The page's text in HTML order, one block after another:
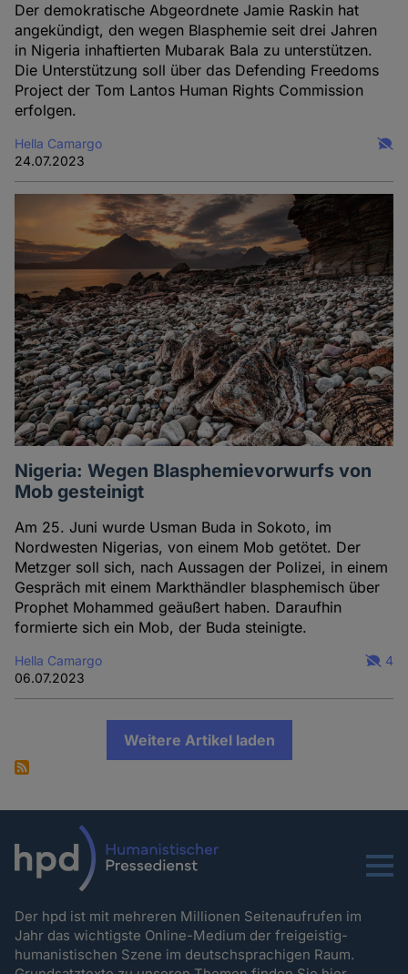
Der demokratische Abgeordnete Jamie Raskin hat
angekündigt, den wegen Blasphemie seit drei Jahren
in Nigeria inhaftierten Mubarak Bala zu unterstützen.
Die Unterstützung soll über das Defending Freedoms
Project der Tom Lantos Human Rights Commission
erfolgen.
Hella Camargo
24.07.2023
Nigeria: Wegen Blasphemievorwurfs von
Mob gesteinigt
Am 25. Juni wurde Usman Buda in Sokoto, im
Nordwesten Nigerias, von einem Mob getötet. Der
Metzger soll sich, nach Aussagen der Polizei, in einem
Gespräch mit einem Markthändler blasphemisch über
Prophet Mohammed geäußert haben. Daraufhin
formierte sich ein Mob, der Buda steinigte.
Hella Camargo
06.07.2023
4
Weitere Artikel laden
Menu
Der hpd ist mit mehreren Millionen Seitenaufrufen im
Jahr das wichtigste Online-Medium der freigeistig-
humanistischen Szene im deutschsprachigen Raum.